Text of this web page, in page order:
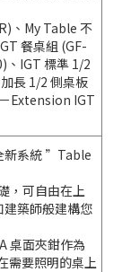
、My Table 不
餐桌組 (GF-
、IGT 標準 1/2
長 1/2 側桌板
Extension IGT
新系統 ”Table
，可自由在上
築師般建構您
桌面夾鉗作為
需要照明的桌上